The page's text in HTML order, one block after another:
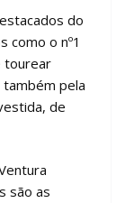
do
como o nº1
tourear
pela
de
são as